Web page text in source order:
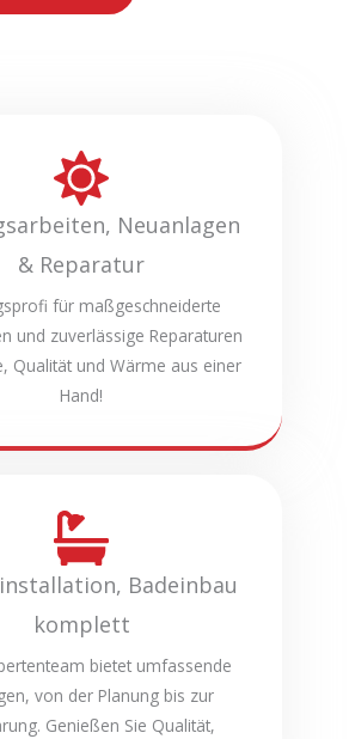
Neuanlagen
& Reparatur
für maßgeschneiderte
und zuverlässige Reparaturen
Qualität und Wärme aus einer
Hand!
Badeinbau
komplett
bietet umfassende
von der Planung bis zur
Genießen Sie Qualität,